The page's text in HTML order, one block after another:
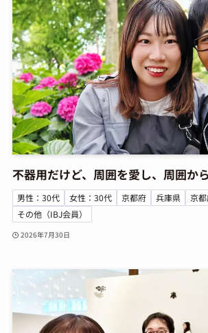
不器用だけど、周囲を愛し、周囲か
男性：30代 女性：30代 京都府 兵庫県
京
その他（IBJ会員）
2026年7月30日